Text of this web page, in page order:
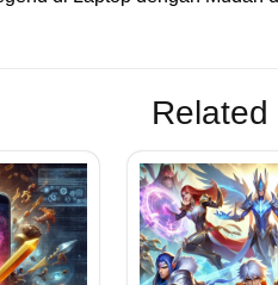
Related